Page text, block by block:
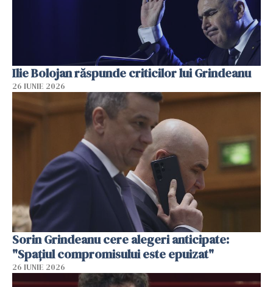
Ilie Bolojan răspunde criticilor lui Grindeanu
26 IUNIE 2026
Sorin Grindeanu cere alegeri anticipate:
"Spațiul compromisului este epuizat"
26 IUNIE 2026